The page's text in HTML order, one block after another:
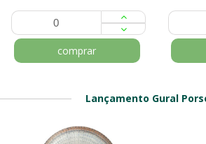
comprar
Lançamento Gural